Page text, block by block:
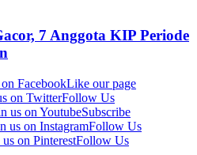
7 Anggota KIP Periode
FacebookLike our page
on TwitterFollow Us
us on YoutubeSubscribe
us on InstagramFollow Us
us on PinterestFollow Us